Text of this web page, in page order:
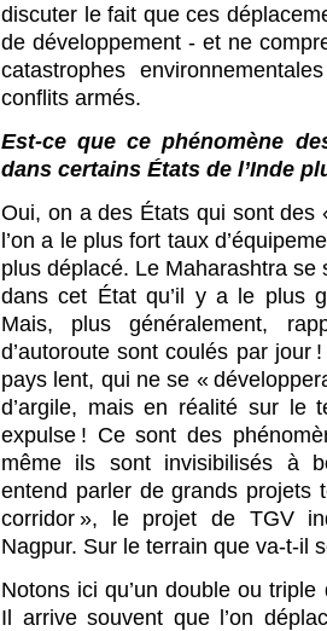
discuter le fait que ces
de développement - et ne
catastrophes
conflits armés.
Est-ce que ce phénomène
dans certains États de l’Inde
Oui, on a des États qui sont des
l’on a le plus fort taux
plus déplacé. Le Maharashtra se
dans cet État qu’il y a le plus
Mais, plus généralement,
d’autoroute sont coulés par
pays lent, qui ne se «
d’argile, mais en réalité sur le
expulse ! Ce sont des
même ils sont invisibilisés à
entend parler de grands projets
corridor », le projet de TGV
Nagpur. Sur le terrain que va-t-il
Notons ici qu’un double ou
Il arrive souvent que l’on